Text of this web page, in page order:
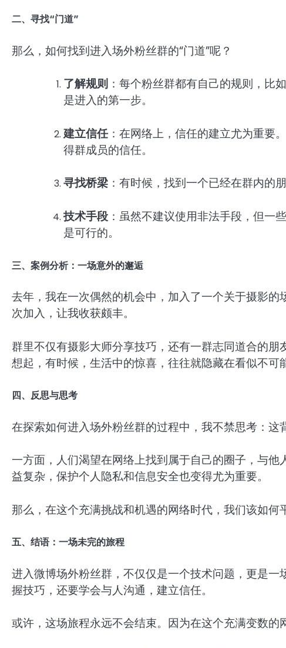
二、寻找“门道”
那么，如何找到进入场外粉丝群的“门道”呢？
了解规则 ：每个粉丝群都有自己的规则，比
是进入的第一步。
建立信任：在网络上，信任的建立尤为重要
得群成员的信任。
寻找桥梁 ：有时候，找到一个已经在群内的
技术手段：虽然不建议使用非法手段，但一
是可行的。
三、案例分析：一场意外的邂逅
去年，我在一次偶然的机会中，加入了一个关于摄影
次加入，让我收获颇丰。
群里不仅有摄影大师分享技巧，还有一群志同道合的
想起，有时候，生活中的惊喜，往往就隐藏在看似不可
四、反思与思考
在探索如何进入场外粉丝群的过程中，我不禁思考：这
一方面，人们渴望在网络上找到属于自己的圈子，与
益复杂，保护个人隐私和信息安全也变得尤为重要。
那么，在这个充满挑战和机遇的网络时代，我们该如何
五、结语：一场未完的旅程
进入微博场外粉丝群，不仅仅是一个技术问题，更是
握技巧，还要学会与人沟通，建立信任。
或许，这场旅程永远不会结束。因为在这个充满变数的